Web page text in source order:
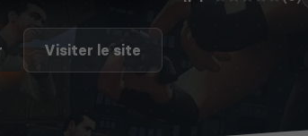
Visiter le site